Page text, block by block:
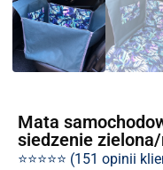
Mata
siedzenie
⭐⭐⭐⭐⭐ (151 opinii